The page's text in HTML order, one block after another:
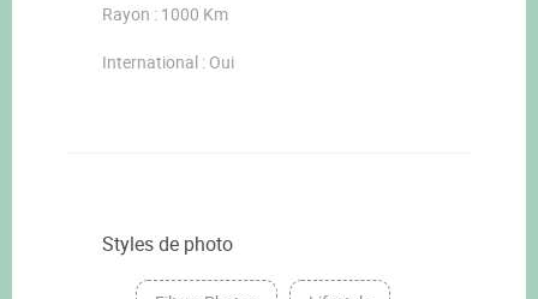
Rayon : 1000 Km
International : Oui
Styles de photo